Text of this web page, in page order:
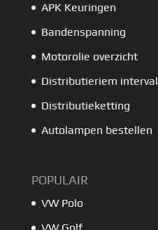
APK Keuringen
Bandenspanning
Motorolie overzicht
Distributieriem interval
Distributieketting
Autolampen bestellen
POPULAIR
VW Polo